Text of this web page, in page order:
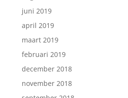
juni 2019
april 2019
maart 2019
februari 2019
december 2018
november 2018